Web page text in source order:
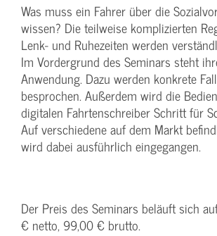
Was muss ein Fahrer über die
wissen? Die teilweise komplizierten
Lenk- und Ruhezeiten werden
Im Vordergrund des Seminars steht
Anwendung. Dazu werden konkrete
besprochen. Außerdem wird die
digitalen Fahrtenschreiber Schritt für
Auf verschiedene auf dem Markt
wird dabei ausführlich eingegangen.
Der Preis des Seminars beläuft sich
€ netto, 99,00 € brutto.